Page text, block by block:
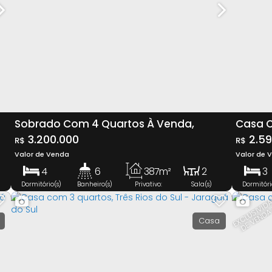
Sobrado Com 4 Quartos À Venda,
Centro - Jaraguá Do Sul
R$ 3.200.000
Valor de Venda
4
Dormitório(s)
6
Banheiro(s) Privativo:
387m² 2
Sala(s)
3
Suíte(s)
3 781m²
Casa
R$
Valor de
3
1
Casa